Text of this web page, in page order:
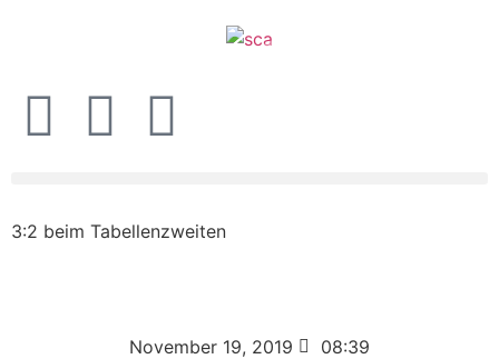
3:2 beim Tabellenzweiten
November 19, 2019 08:39